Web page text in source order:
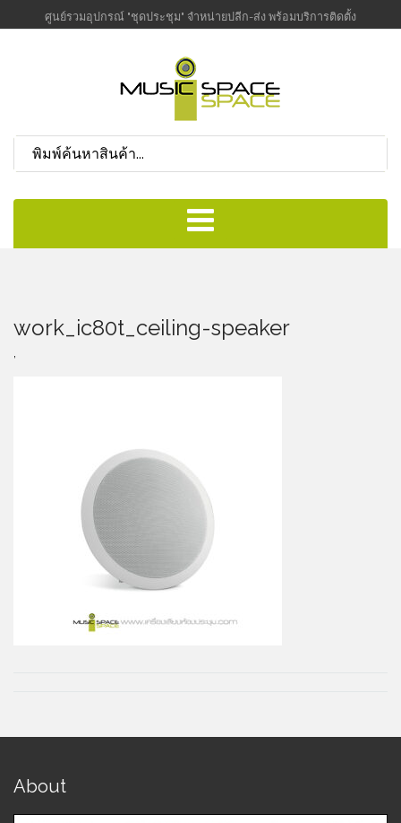
ศูนย์รวมอุปกรณ์ "ชุดประชุม" จำหน่ายปลีก-ส่ง พร้อมบริการติดตั้ง
work_ic80t_ceiling-speaker
About